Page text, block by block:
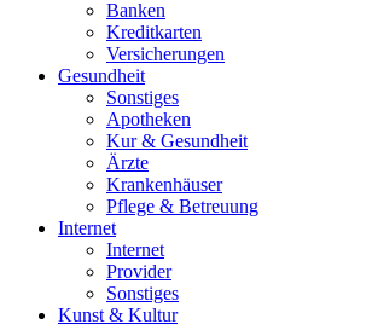
Banken
Kreditkarten
Versicherungen
Gesundheit
Sonstiges
Apotheken
Kur & Gesundheit
Ärzte
Krankenhäuser
Pflege & Betreuung
Internet
Internet
Provider
Sonstiges
Kunst & Kultur